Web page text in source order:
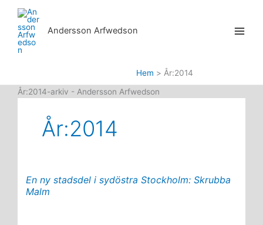
Andersson Arfwedson
Hem
År:2014
År:2014-arkiv - Andersson Arfwedson
År:2014
En ny stadsdel i sydöstra Stockholm: Skrubba
Malm